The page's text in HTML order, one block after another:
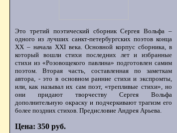
Это третий поэтический сборник Сергея Вольфа –
одного из лучших санкт-петербургских поэтов конца
ХХ – начала XXI века. Основной корпус сборника, в
который вошли стихи последних лет и избранные
стихи из «Розовощекого павлина» подготовлен самим
поэтом. Вторая часть, составленная по заметкам
автора, - это в основном ранние стихи и экспромты,
или, как называл их сам поэт, «трепливые стихи», но
они придают творчеству Сергея Вольфа
дополнительную окраску и подчеркивают трагизм его
более поздних стихов. Предисловие Андрея Арьева.
Цена: 350 руб.